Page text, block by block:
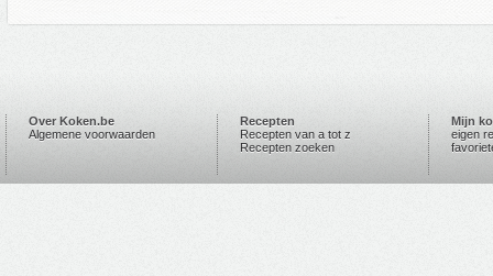
Over Koken.be
Algemene voorwaarden
Recepten
Recepten van a tot z
Recepten zoeken
Mijn
eigen